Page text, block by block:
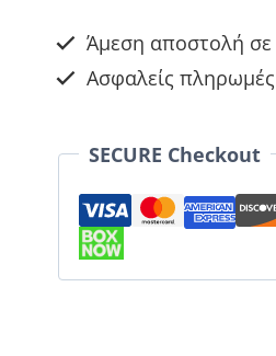
ποσότητα
Άμεση αποστολή σε
Ασφαλείς πληρωμές
SECURE Checkout